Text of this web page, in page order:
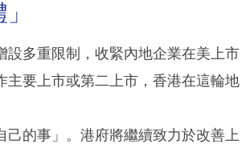
設多重限制，收緊內地企業在美上市
主要上市或第二上市，香港在這輪地
的事」。港府將繼續致力於改善上